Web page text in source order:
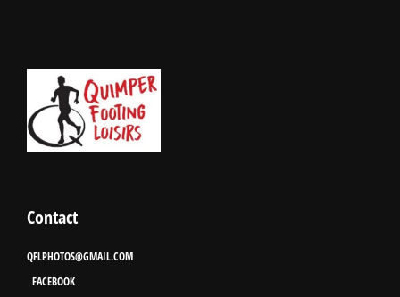
Contact
QFLPHOTOS@GMAIL.COM
FACEBOOK